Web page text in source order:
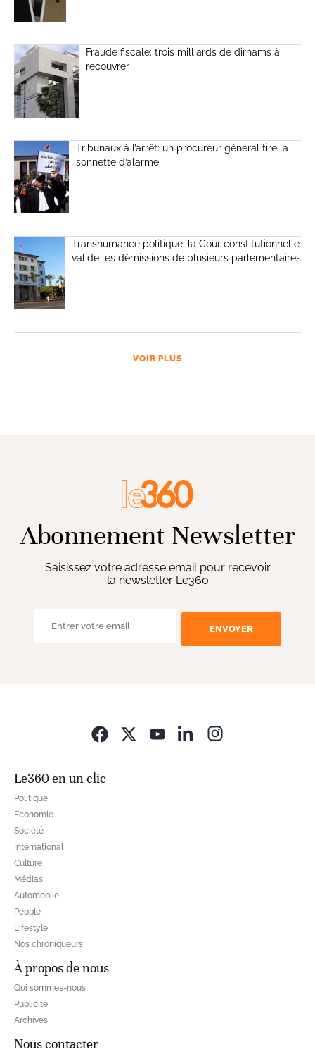
Fraude fiscale: trois milliards de dirhams à
recouvrer
Tribunaux à l’arrêt: un procureur général tire la
sonnette d’alarme
Transhumance politique: la Cour constitutionnelle
valide les démissions de plusieurs parlementaires
VOIR PLUS
Abonnement Newsletter
Saisissez votre adresse email pour recevoir
la newsletter Le360
ENVOYER
Le360 en un clic
Politique
Economie
Société
International
Culture
Médias
Automobile
People
Lifestyle
Nos chroniqueurs
À propos de nous
Qui sommes-nous
Publicité
Archives
Nous contacter